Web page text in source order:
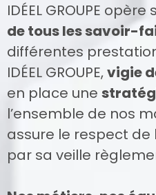
IDÉEL GROUPE opère
de tous les savoir-
différentes
IDÉEL GROUPE,vigie
en place une
l’ensemble de nos
assure le respect
par sa veille